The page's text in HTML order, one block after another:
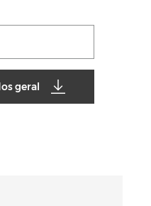
externo até
na versão
na versão -2
geral